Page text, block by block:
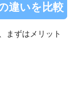
違いを比較
まずはメリット